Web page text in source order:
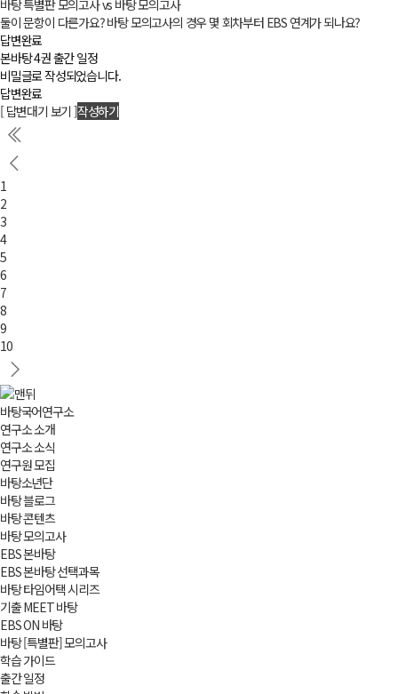
바탕 특별판 모의고사 vs 바탕 모의고사
둘이 문항이 다른가요? 바탕 모의고사의 경우 몇 회차부터 EBS 연계가 되나요?
답변완료
본바탕 4권 출간 일정
비밀글로 작성되었습니다.
답변완료
[ 답변대기 보기 ]작성하기
1
2
3
4
5
6
7
8
9
10
바탕국어연구소
연구소 소개
연구소 소식
연구원 모집
바탕소년단
바탕 블로그
바탕 콘텐츠
바탕 모의고사
EBS 본바탕
EBS 본바탕 선택과목
바탕 타임어택 시리즈
기출 MEET 바탕
EBS ON 바탕
바탕 [특별판] 모의고사
학습 가이드
출간 일정